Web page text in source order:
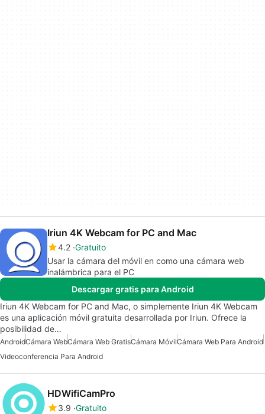
Iriun 4K Webcam for PC and Mac
4.2 Gratuito
Usar la cámara del móvil en como una cámara web
inalámbrica para el PC
Descargar gratis para Android
Iriun 4K Webcam for PC and Mac, o simplemente Iriun 4K Webcam
es una aplicación móvil gratuita desarrollada por Iriun. Ofrece la
posibilidad de…
AndroidCámara WebCámara Web GratisCámara MóvilCámara Web Para Android
Videoconferencia Para Android
HDWifiCamPro
3.9 Gratuito